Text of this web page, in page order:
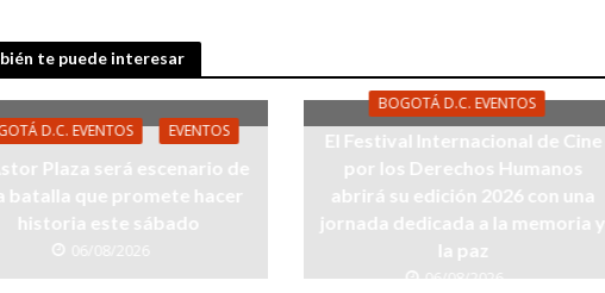
te puede interesar
D.C. EVENTOS EVENTOS
Plaza será escenario de
batalla que promete hacer
historia este sábado
06/08/2026
BOGOTÁ D.C. EVENTOS
El Festival Internacional de Cine
por los Derechos Humanos
abrirá su edición 2026 con una
jornada dedicada a la memoria y
la paz
06/08/2026